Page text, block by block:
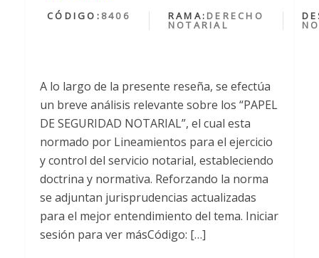
CÓDIGO: 8406 RAMA: DERECHO
NOTARIAL
A lo largo de la presente reseña, se efectúa
un breve análisis relevante sobre los “PAPEL
DE SEGURIDAD NOTARIAL”, el cual esta
normado por Lineamientos para el ejercicio
y control del servicio notarial, estableciendo
doctrina y normativa. Reforzando la norma
se adjuntan jurisprudencias actualizadas
para el mejor entendimiento del tema. Iniciar
sesión para ver másCódigo: […]